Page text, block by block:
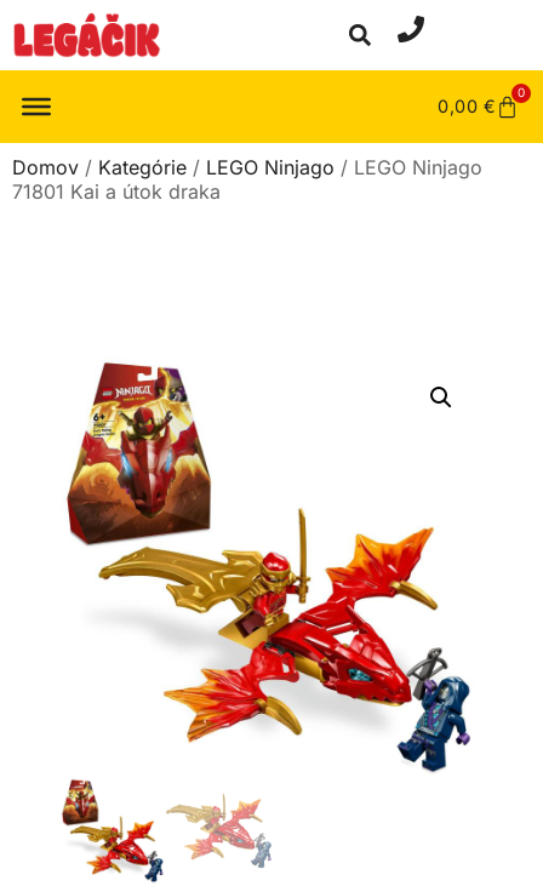
0,00 €
0
Domov / Kategórie / LEGO Ninjago / LEGO Ninjago
71801 Kai a útok draka